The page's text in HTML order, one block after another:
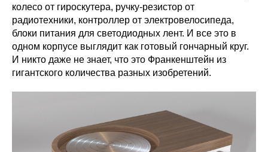
колесо от гироскутера, ручку-резистор от
радиотехники, контроллер от электровелосипеда,
блоки питания для светодиодных лент. И все это в
одном корпусе выглядит как готовый гончарный круг.
И никто даже не знает, что это Франкенштейн из
гигантского количества разных изобретений.